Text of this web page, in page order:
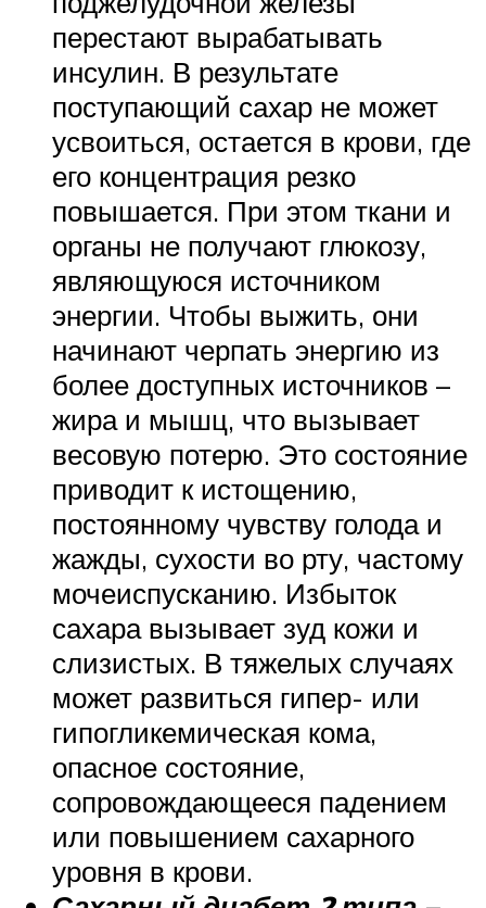
перестают вырабатывать
инсулин. В результате
поступающий сахар не может
усвоиться, остается в крови, где
его концентрация резко
повышается. При этом ткани и
органы не получают глюкозу,
являющуюся источником
энергии. Чтобы выжить, они
начинают черпать энергию из
более доступных источников –
жира и мышц, что вызывает
весовую потерю. Это состояние
приводит к истощению,
постоянному чувству голода и
жажды, сухости во рту, частому
мочеиспусканию. Избыток
сахара вызывает зуд кожи и
слизистых. В тяжелых случаях
может развиться гипер- или
гипогликемическая кома,
опасное состояние,
сопровождающееся падением
или повышением сахарного
уровня в крови.